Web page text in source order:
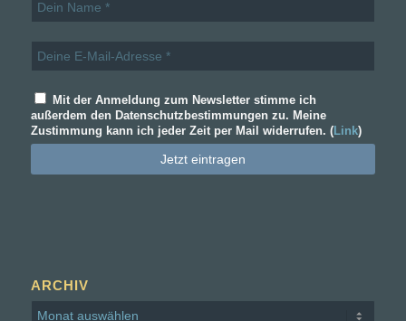
Mit der Anmeldung zum Newsletter stimme ich
außerdem den Datenschutzbestimmungen zu. Meine
Zustimmung kann ich jeder Zeit per Mail widerrufen. (Link)
ARCHIV